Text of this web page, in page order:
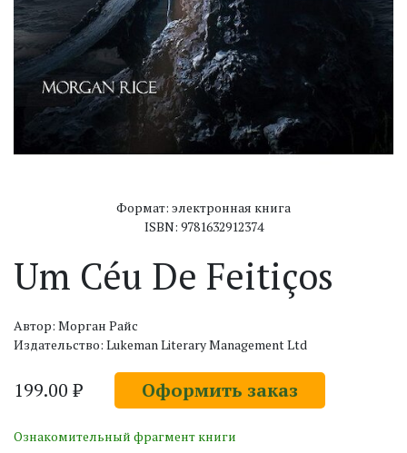
Формат: электронная книга
ISBN: 9781632912374
Um Céu De Feitiços
Автор: Морган Райс
Издательство: Lukeman Literary Management Ltd
199.00 ₽ Оформить заказ
Ознакомительный фрагмент книги